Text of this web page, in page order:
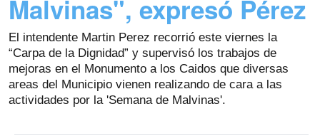
Malvinas", expresó Pérez
El intendente Martin Perez recorrió este viernes la
“Carpa de la Dignidad” y supervisó los trabajos de
mejoras en el Monumento a los Caidos que diversas
areas del Municipio vienen realizando de cara a las
actividades por la 'Semana de Malvinas'.